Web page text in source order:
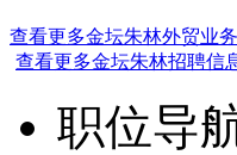
查看更多金坛朱林外贸业
查看更多金坛朱林招聘信
职位导